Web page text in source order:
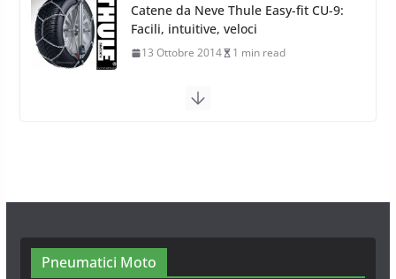
Calze da Neve Arexocks by
Arexons
26 Ottobre 2013 1 min read
Calze da Neve per Auto 2025:
26 Gennaio 2017
Pneumatici Moto